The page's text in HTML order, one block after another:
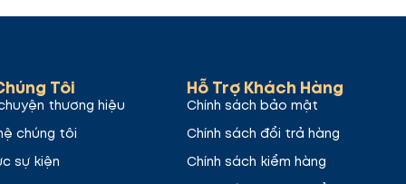
với sắc cherry tươi tắn, mạnh mẽ. Đây là lựa chọn
Tôi
thương hiệu
chúng tôi
sự kiện
Hỗ Trợ Khách Hàng
Chính sách bảo mật
Chính sách đổi trả hàng
Chính sách kiểm hàng